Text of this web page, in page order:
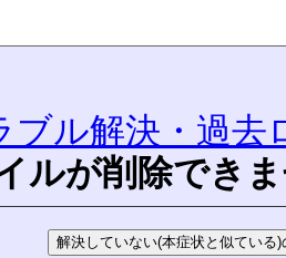
ル解決・過去
ルが削除でき